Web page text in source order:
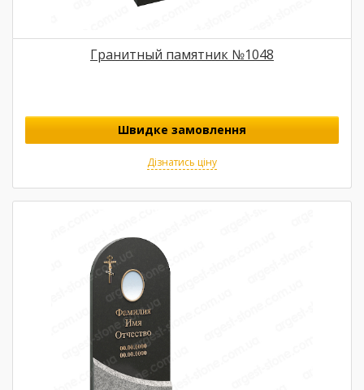
Гранитный памятник №1048
Швидке замовлення
Дізнатись ціну